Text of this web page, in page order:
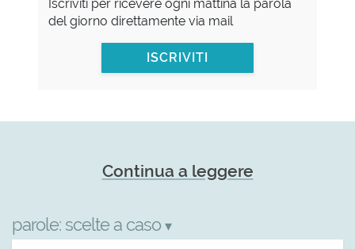
Iscriviti per ricevere ogni mattina la parola
del giorno direttamente via mail
ISCRIVITI
Continua a leggere
parole: scelte a caso ▾